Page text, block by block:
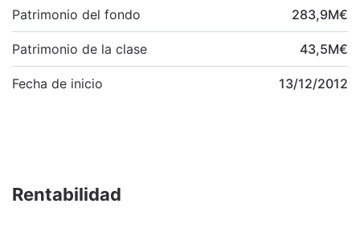
Patrimonio del fondo 283,9M€
Patrimonio de la clase 43,5M€
Fecha de inicio 13/12/2012
Rentabilidad